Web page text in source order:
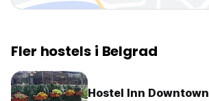
Fler hostels i Belgrad
Hostel Inn Downtown